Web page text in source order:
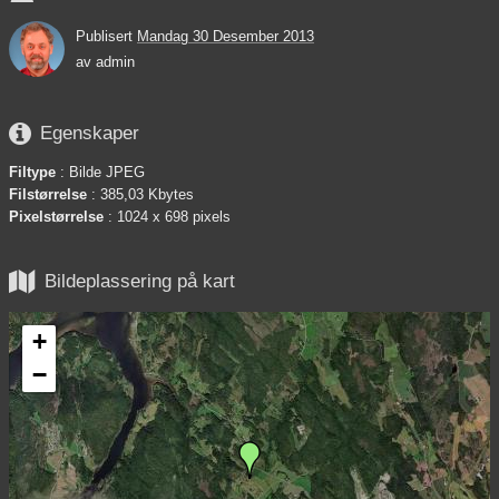
Publisert Mandag 30 Desember 2013
av admin
 Egenskaper
Filtype : Bilde JPEG
Filstørrelse : 385,03 Kbytes
Pixelstørrelse : 1024 x 698 pixels
 Bildeplassering på kart
+
−